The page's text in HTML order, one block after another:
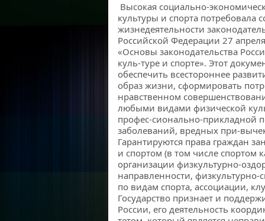
Высокая социально-
культуры и спорта потребовала
жизнедеятельности
Российской Федерации 27
«Основы законодательства
куль-туре и спорте». Этот
обеспечить всестороннее
образ жизни, сформировать
нравственном
любыми видами физической
профес-сионально-прикладной
заболеваний, вредных при-
Гарантируются права граждан
и спортом (в том числе спортом
организации физкультурно-
направленности,
по видам спорта, ассоциации,
Государство признает и
России, его деятельность